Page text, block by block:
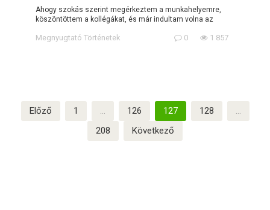
Ahogy szokás szerint megérkeztem a munkahelyemre,
köszöntöttem a kollégákat, és már indultam volna az
Megnyugtató Történetek 0 1 857
Bejegyzések
lapozása
Előző 1 … 126 127 128
…
208
Következő